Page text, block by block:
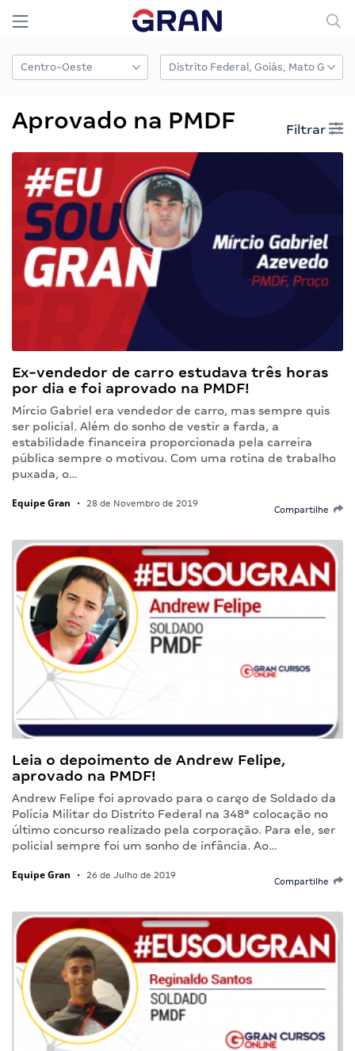
Aprovado na PMDF Filtrar
Ex-vendedor de carro estudava três horas
por dia e foi aprovado na PMDF!
Mírcio Gabriel era vendedor de carro, mas sempre quis
ser policial. Além do sonho de vestir a farda, a
estabilidade financeira proporcionada pela carreira
pública sempre o motivou. Com uma rotina de trabalho
puxada, o…
Equipe Gran • 28 de Novembro de 2019
Compartilhe
Leia o depoimento de Andrew Felipe,
aprovado na PMDF!
Andrew Felipe foi aprovado para o cargo de Soldado da
Polícia Militar do Distrito Federal na 348ª colocação no
último concurso realizado pela corporação. Para ele, ser
policial sempre foi um sonho de infância. Ao…
Equipe Gran • 26 de Julho de 2019
Compartilhe